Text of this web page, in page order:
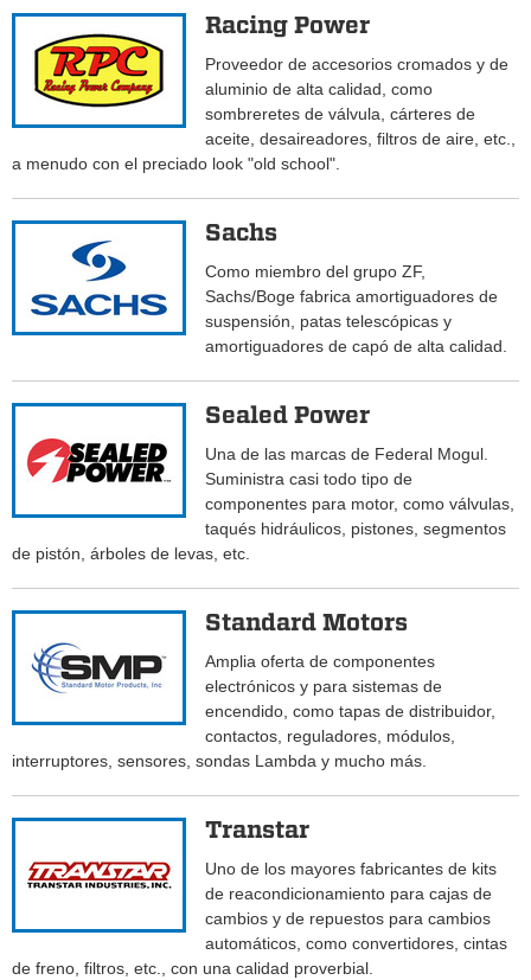
Racing Power
Proveedor de accesorios cromados y de
aluminio de alta calidad, como
sombreretes de válvula, cárteres de
aceite, desaireadores, filtros de aire, etc.,
a menudo con el preciado look "old school".
Sachs
Como miembro del grupo ZF,
Sachs/Boge fabrica amortiguadores de
suspensión, patas telescópicas y
amortiguadores de capó de alta calidad.
Sealed Power
Una de las marcas de Federal Mogul.
Suministra casi todo tipo de
componentes para motor, como válvulas,
taqués hidráulicos, pistones, segmentos
de pistón, árboles de levas, etc.
Standard Motors
Amplia oferta de componentes
electrónicos y para sistemas de
encendido, como tapas de distribuidor,
contactos, reguladores, módulos,
interruptores, sensores, sondas Lambda y mucho más.
Transtar
Uno de los mayores fabricantes de kits
de reacondicionamiento para cajas de
cambios y de repuestos para cambios
automáticos, como convertidores, cintas
de freno, filtros, etc., con una calidad proverbial.